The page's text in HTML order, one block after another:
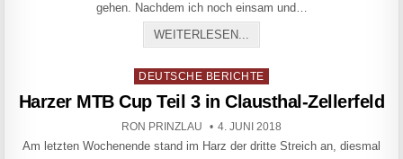
gehen. Nachdem ich noch einsam und…
WEITERLESEN...
Posted in
DEUTSCHE BERICHTE
Harzer MTB Cup Teil 3 in Clausthal-Zellerfeld
AUTHOR:
RON PRINZLAU PUBLISHED DATE:
4. JUNI 2018
Am letzten Wochenende stand im Harz der dritte Streich an, diesmal